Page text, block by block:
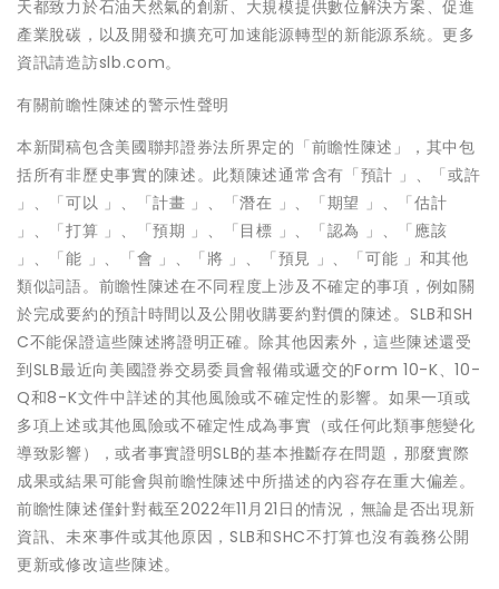
天都致力於石油天然氣的創新、大規模提供數位解決方案、促進
產業脫碳，以及開發和擴充可加速能源轉型的新能源系統。更多
資訊請造訪slb.com。
有關前瞻性陳述的警示性聲明
本新聞稿包含美國聯邦證券法所界定的「前瞻性陳述」，其中包
括所有非歷史事實的陳述。此類陳述通常含有「預計 」、「或許
」、「可以 」、「計畫 」、「潛在 」、「期望 」、「估計
」、「打算 」、「預期 」、「目標 」、「認為 」、「應該
」、「能 」、「會 」、「將 」、「預見 」、「可能 」和其他
類似詞語。前瞻性陳述在不同程度上涉及不確定的事項，例如關
於完成要約的預計時間以及公開收購要約對價的陳述。SLB和SH
C不能保證這些陳述將證明正確。除其他因素外，這些陳述還受
到SLB最近向美國證券交易委員會報備或遞交的Form 10-K、10-
Q和8-K文件中詳述的其他風險或不確定性的影響。如果一項或
多項上述或其他風險或不確定性成為事實（或任何此類事態變化
導致影響），或者事實證明SLB的基本推斷存在問題，那麼實際
成果或結果可能會與前瞻性陳述中所描述的內容存在重大偏差。
前瞻性陳述僅針對截至2022年11月21日的情況，無論是否出現新
資訊、未來事件或其他原因，SLB和SHC不打算也沒有義務公開
更新或修改這些陳述。